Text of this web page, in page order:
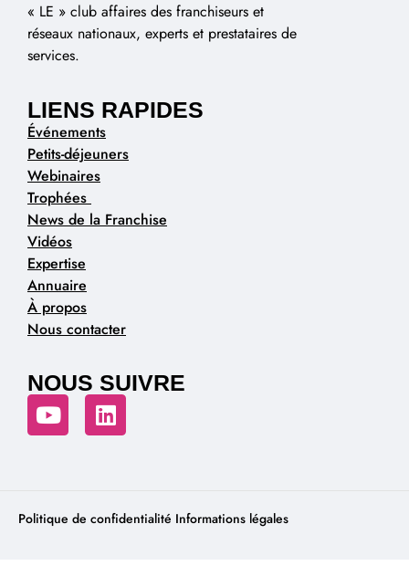
« LE » club affaires des franchiseurs et
réseaux nationaux, experts et prestataires de
services.
LIENS RAPIDES
Événements
Petits-déjeuners
Webinaires
Trophées
News de la Franchise
Vidéos
Expertise
Annuaire
À propos
Nous contacter
NOUS SUIVRE
Politique de confidentialité Informations légales